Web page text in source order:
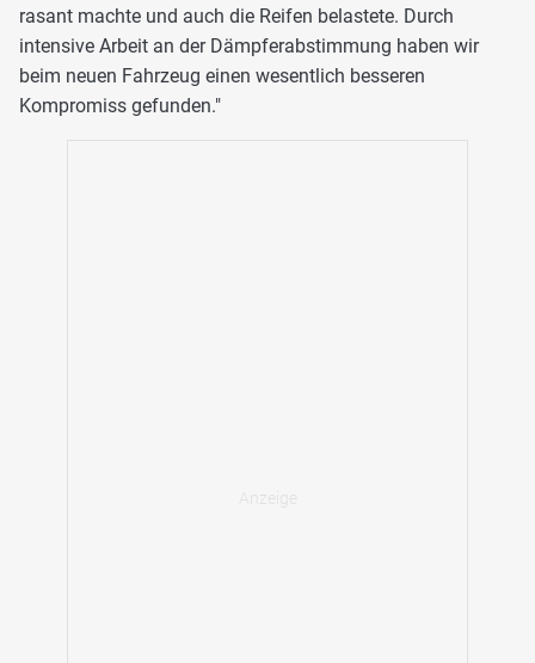
rasant machte und auch die Reifen belastete. Durch
intensive Arbeit an der Dämpferabstimmung haben wir
beim neuen Fahrzeug einen wesentlich besseren
Kompromiss gefunden."